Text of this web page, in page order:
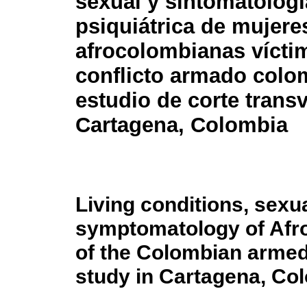
psiquiátrica de
afrocolombianas
conflicto armado
estudio de corte
Cartagena, Colombia
Living conditions,
symptomatology of
of the Colombian
study in Cartagena,